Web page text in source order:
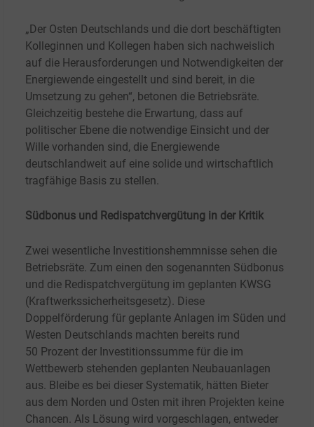
„Der Osten Deutschlands und die dort beschäftigten
Kolleginnen und Kollegen haben sich nachweislich
auf die Herausforderungen und Notwendigkeiten der
Energiewende eingestellt und sind bereit, in die
Umsetzung zu gehen“, betonen die Betriebsräte.
Gleichzeitig bestehe die Erwartung, dass auf
politischer Ebene die notwendige Einsicht und der
Wille vorhanden sind, die Energiewende
deutschlandweit auf eine solide und wirtschaftlich
tragfähige Basis zu stellen.
Südbonus und Redispatchvergütung in der Kritik
Zwei wesentliche Investitionshemmnisse sehen die
Betriebsräte. Zum einen den sogenannten Südbonus
und die Redispatchvergütung im geplanten KWSG
(Kraftwerkssicherheitsgesetz). Diese
Doppelförderung für geplante Anlagen im Süden und
Westen Deutschlands machten bereits rund
50 Prozent der Investitionssumme für die im
Wettbewerb stehenden geplanten Neubauanlagen
aus. Bleibe es bei dieser Systematik, hätten Bieter
aus dem Norden und Osten mit ihren Projekten keine
Chancen. Als Lösung wird vorgeschlagen, entweder